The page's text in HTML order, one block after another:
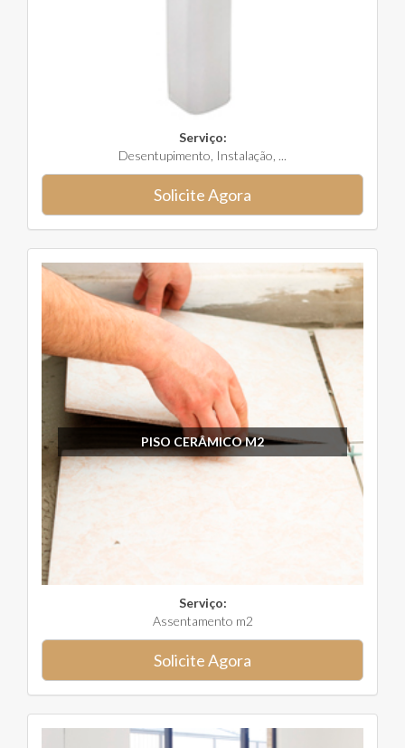
Serviço:
Desentupimento, Instalação, ...
Solicite Agora
PISO CERÂMICO M2
Serviço:
Assentamento m2
Solicite Agora